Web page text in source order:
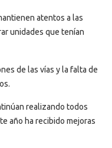
atentos a las
unidades que tenían
de las vías y la falta de
realizando todos
año ha recibido mejoras